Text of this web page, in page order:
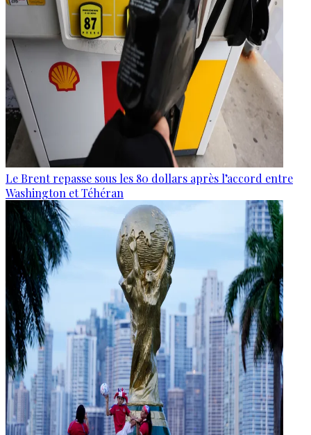
Le Brent repasse sous les 80 dollars après l’accord entre
Washington et Téhéran